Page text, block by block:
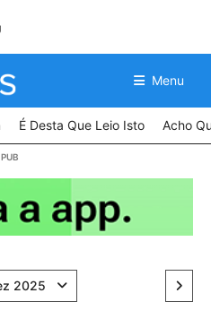
Menu
É Desta Que Leio Isto Acho
2025